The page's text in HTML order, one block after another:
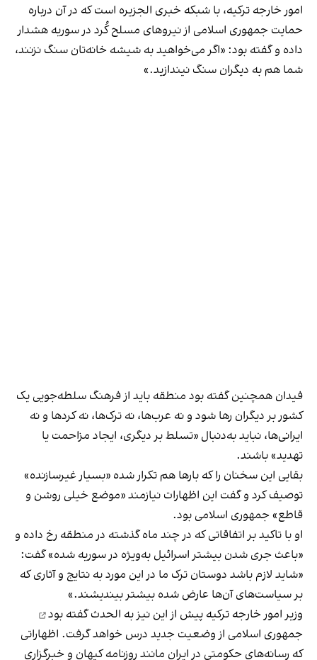
امور خارجه ترکیه، با شبکه خبری الجزیره است که در آن درباره
حمایت جمهوری اسلامی از نیروهای مسلح کُرد در سوریه هشدار
داده و گفته بود: «اگر می‌خواهید به شیشه خانه‌تان سنگ نزنند،
شما هم به دیگران سنگ نیندازید.»
فیدان همچنین گفته بود منطقه باید از فرهنگ سلطه‌جویی یک
کشور بر دیگران رها شود و نه عرب‌ها، نه ترک‌ها، نه کردها و نه
ایرانی‌ها، نباید به‌دنبال «تسلط بر دیگری، ایجاد مزاحمت یا
تهدید» باشند.
بقایی این سخنان را که بارها هم تکرار شده «بسیار غیرسازنده»
توصیف کرد و گفت این اظهارات نیازمند «موضع خیلی روشن و
قاطع» جمهوری اسلامی بود.
او با تاکید بر اتفاقاتی که در چند ماه گذشته در منطقه رخ داده و
«باعث جری شدن بیشتر اسرائیل به‌ویژه در سوریه شده» گفت:
«شاید لازم باشد دوستان ترک ما در این مورد به نتایج و آثاری که
بر سیاست‌های آن‌ها عارض شده بیشتر بیندیشند.»
وزیر امور خارجه ترکیه پیش از این نیز به الحدثگفته بود
جمهوری اسلامی از وضعیت جدید درس خواهد گرفت. اظهاراتی
که رسانه‌های حکومتی در ایران مانند روزنامه کیهان و خبرگزاری